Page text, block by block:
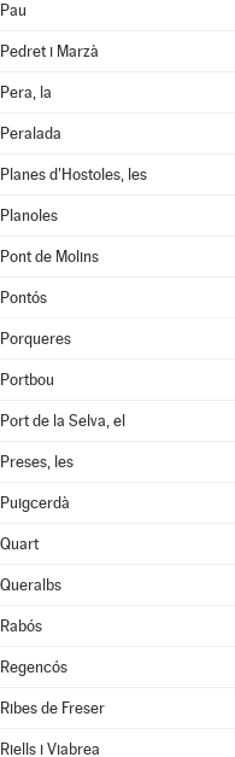
Pau
Pedret i Marzà
Pera, la
Peralada
Planes d'Hostoles, les
Planoles
Pont de Molins
Pontós
Porqueres
Portbou
Port de la Selva, el
Preses, les
Puigcerdà
Quart
Queralbs
Rabós
Regencós
Ribes de Freser
Riells i Viabrea